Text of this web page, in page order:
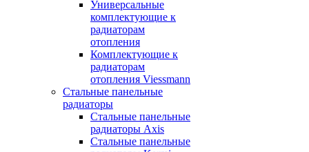
Универсальные
комплектующие к
радиаторам
отопления
Комплектующие к
радиаторам
отопления Viessmann
Стальные панельные
радиаторы
Стальные панельные
радиаторы Axis
Стальные панельные